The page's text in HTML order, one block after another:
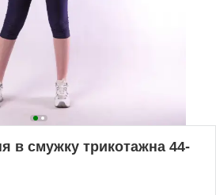
в смужку трикотажна 44-